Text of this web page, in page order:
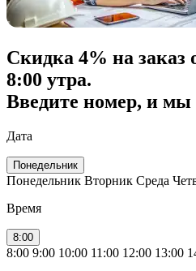
Скидка 4% на заказ
8:00 утра.
Введите номер, и мы
Дата
Понедельник
Понедельник Вторник Среда
Время
8:00
8:00 9:00 10:00 11:00 12:00 13:00